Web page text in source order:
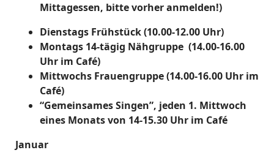
Mittagessen, bitte vorher anmelden!)
Dienstags Frühstück (10.00-12.00 Uhr)
Montags 14-tägig Nähgruppe (14.00-16.00
Uhr im Café)
Mittwochs Frauengruppe (14.00-16.00 Uhr im
Café)
“Gemeinsames Singen”, jeden 1. Mittwoch
eines Monats von 14-15.30 Uhr im Café
Januar